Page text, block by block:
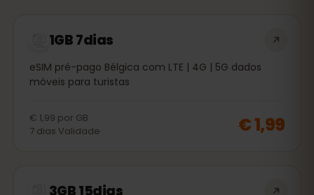
1GB 7dias
eSIM pré-pago Bélgica com LTE | 4G | 5G dados
móveis para turistas
€ 1,99 por GB
7 dias Validade € 1,99
3GB 15dias